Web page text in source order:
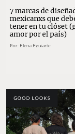
7 marcas de
mexicanxs que
tener en tu clóset
amor por el país)
Por: Elena Eguiarte
GOOD LOOKS